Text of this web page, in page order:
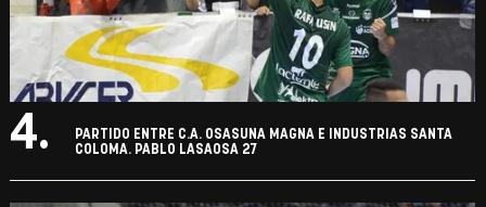
4.
PARTIDO ENTRE C.A. OSASUNA MAGNA E INDUSTRIAS SANTA
COLOMA. PABLO LASAOSA 27